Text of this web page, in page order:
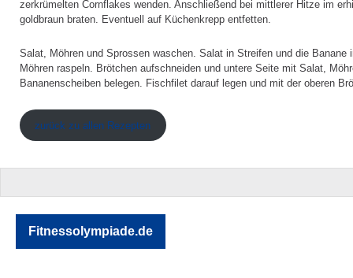
zerkrümelten Cornflakes wenden. Anschließend bei mittlerer Hitze im
goldbraun braten. Eventuell auf Küchenkrepp entfetten.
Salat, Möhren und Sprossen waschen. Salat in Streifen und die Banane
Möhren raspeln. Brötchen aufschneiden und untere Seite mit Salat,
Bananenscheiben belegen. Fischfilet darauf legen und mit der oberen
zurück zu allen Rezepten
Fitnessolympiade.de